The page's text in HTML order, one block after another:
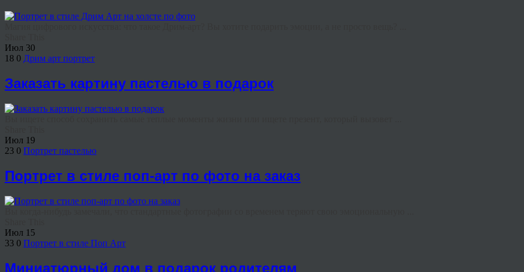
Июл 30
18 0 Дрим арт портрет
Заказать картину пастелью в подарок
Июл 19
23 0 Портрет пастелью
Портрет в стиле поп-арт по фото на заказ
Июл 15
33 0 Портрет в стиле Поп Арт
Миниатюрный дом в подарок родителям